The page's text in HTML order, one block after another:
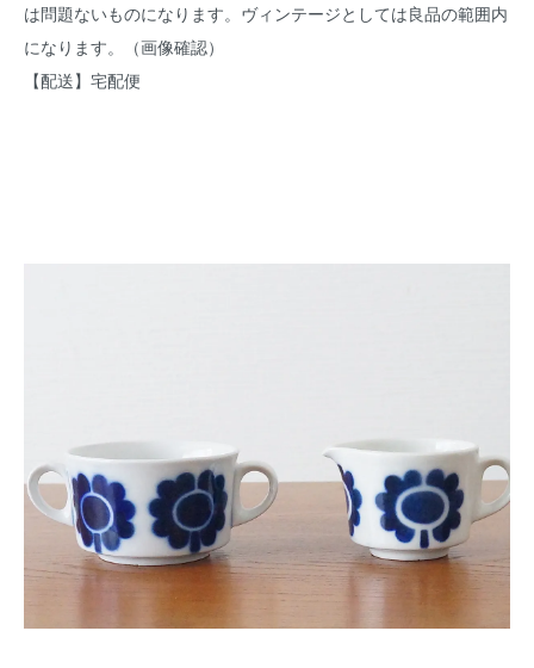
は問題ないものになります。ヴィンテージとしては良品の範囲内
になります。（画像確認）
【配送】宅配便